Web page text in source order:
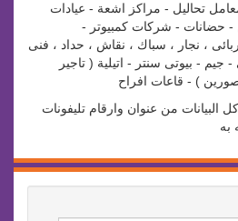
تحاليل - مراكز اشعة - عيادات
حضانات - شركات كمبيوتر -
، نجار ، سباك ، نقاش ، حداد ، فنى
- بيوتى سنتر - اتيلية ( تاجير
) - قاعات افراح
من عنوان وارقام تليفونات
به